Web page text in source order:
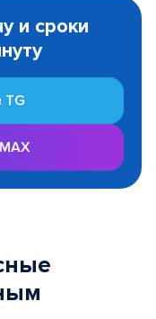
и сроки
TG